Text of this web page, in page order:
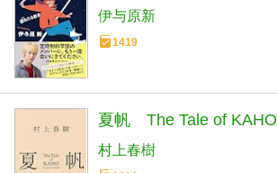
伊与原新
1419
夏帆 The Tale of KAHO
村上春樹